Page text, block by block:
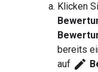
Klicken
bereits
auf edit